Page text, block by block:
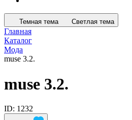
Темная тема Светлая тема
Главная
Каталог
Мода
muse 3.2.
muse 3.2.
ID: 1232